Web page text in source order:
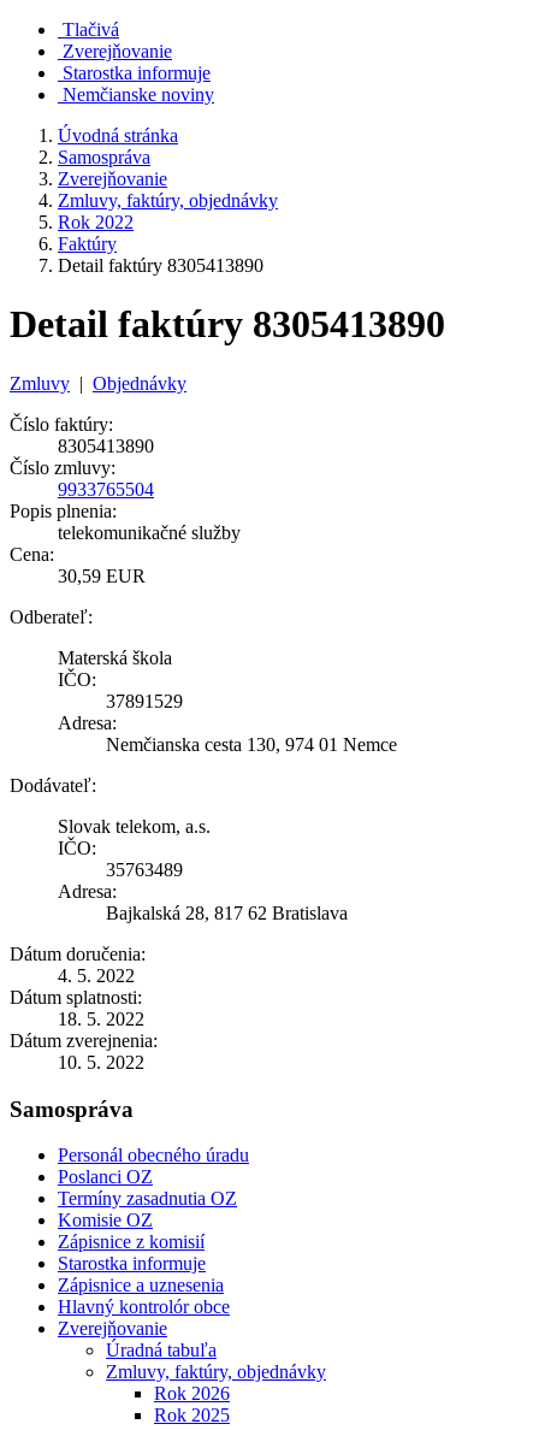
Tlačivá
Zverejňovanie
Starostka informuje
Nemčianske noviny
Úvodná stránka
Samospráva
Zverejňovanie
Zmluvy, faktúry, objednávky
Rok 2022
Faktúry
Detail faktúry 8305413890
Detail faktúry 8305413890
Zmluvy | Objednávky
Číslo faktúry:
8305413890
Číslo zmluvy:
9933765504
Popis plnenia:
telekomunikačné služby
Cena:
30,59 EUR
Odberateľ:
Materská škola
IČO:
37891529
Adresa:
Nemčianska cesta 130, 974 01 Nemce
Dodávateľ:
Slovak telekom, a.s.
IČO:
35763489
Adresa:
Bajkalská 28, 817 62 Bratislava
Dátum doručenia:
4. 5. 2022
Dátum splatnosti:
18. 5. 2022
Dátum zverejnenia:
10. 5. 2022
Samospráva
Personál obecného úradu
Poslanci OZ
Termíny zasadnutia OZ
Komisie OZ
Zápisnice z komisií
Starostka informuje
Zápisnice a uznesenia
Hlavný kontrolór obce
Zverejňovanie
Úradná tabuľa
Zmluvy, faktúry, objednávky
Rok 2026
Rok 2025